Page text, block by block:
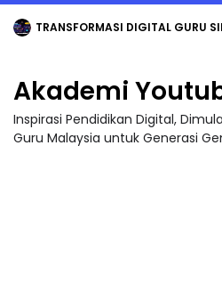
MAJLIS ANUGERAH FFK (FESTIVAL LENSA
Akademi
Inspirasi Pendidikan Digital,
Guru Malaysia untuk Generasi